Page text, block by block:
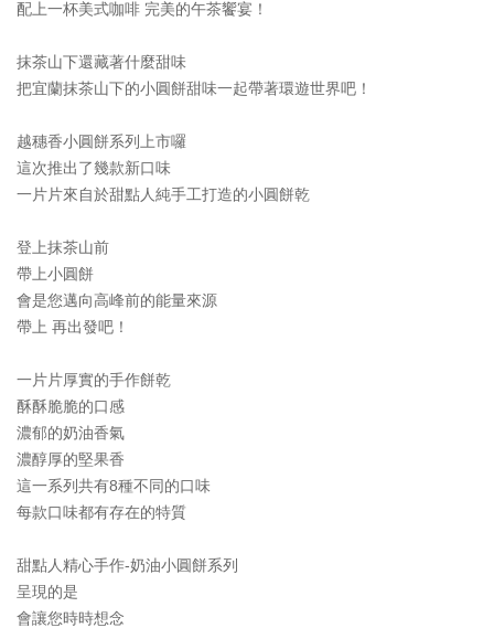
物
知
Notes
退
換
貨
須
Return
配上一杯美式咖啡 完美的午茶饗宴！
抹茶山下還藏著什麼甜味
把宜蘭抹茶山下的小圓餅甜味一起帶著環遊世界吧！
越穗香小圓餅系列上市囉
這次推出了幾款新口味
一片片來自於甜點人純手工打造的小圓餅乾
登上抹茶山前
帶上小圓餅
會是您邁向高峰前的能量來源
帶上 再出發吧！
一片片厚實的手作餅乾
酥酥脆脆的口感
濃郁的奶油香氣
濃醇厚的堅果香
這一系列共有8種不同的口味
每款口味都有存在的特質
甜點人精心手作-奶油小圓餅系列
呈現的是
會讓您時時想念